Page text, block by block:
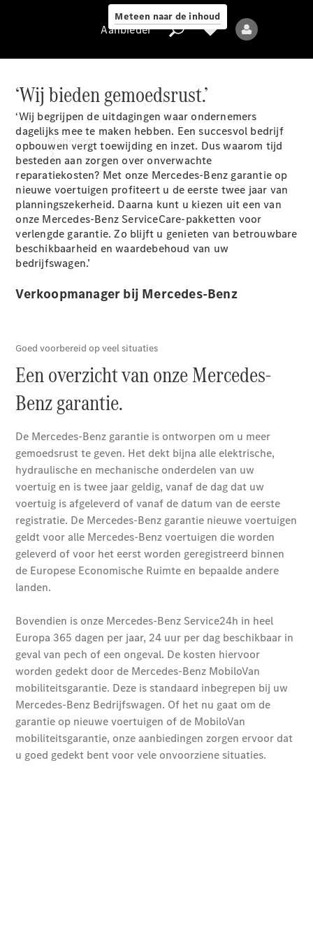
Meteen naar de inhoud
Aanbieder
Modellen
Alle modellen
Elektrische
modellen
Sprinter
Alle
Sprinter
Sprinter
Gesloten
Bestelwagen
Sprinter
Tourer
Sprinter
Chassiscabine
Sprinter
Chassis -
Sprinter
Chassiscabine
met open
laadbak
Configurator
Mercedes-
Benz Store
Vito
Aanbieder
‘Wij bieden gemoedsrust.’
‘Wij begrijpen de uitdagingen waar ondernemers
dagelijks mee te maken hebben. Een succesvol bedrijf
opbouwen vergt toewijding en inzet. Dus waarom tijd
besteden aan zorgen over onverwachte
reparatiekosten? Met onze Mercedes-Benz garantie op
nieuwe voertuigen profiteert u de eerste twee jaar van
planningszekerheid. Daarna kunt u kiezen uit een van
onze Mercedes-Benz ServiceCare-pakketten voor
verlengde garantie. Zo blijft u genieten van betrouwbare
beschikbaarheid en waardebehoud van uw
bedrijfswagen.’
Verkoopmanager bij Mercedes-Benz